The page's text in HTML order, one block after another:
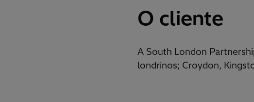
O cliente
A South London
londrinos; Croydon,